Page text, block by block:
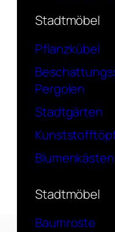
Stadtmöbel
Pflanzkübel
Pergolen
Stadtgärten
Blumenkästen
Stadtmöbel
Baumroste